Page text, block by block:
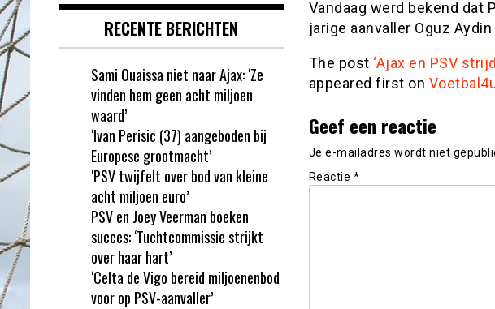
Vandaag werd bekend dat
jarige aanvaller Oguz
The post ‘Ajax en PSV
appeared first on
Geef een reactie
Je e-mailadres wordt niet
Reactie *
RECENTE BERICHTEN
Sami Ouaissa niet naar Ajax: ‘Ze
vinden hem geen acht miljoen
waard’
‘Ivan Perisic (37) aangeboden bij
Europese grootmacht’
‘PSV twijfelt over bod van kleine
acht miljoen euro’
PSV en Joey Veerman boeken
succes: ‘Tuchtcommissie strijkt
over haar hart’
‘Celta de Vigo bereid miljoenenbod
voor op PSV-aanvaller’